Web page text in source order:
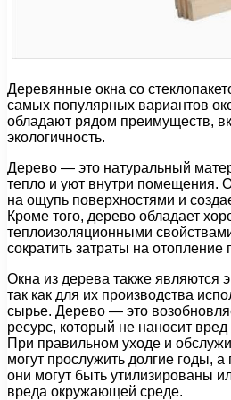
Деревянные окна со
самых популярных вариантов
обладают рядом преимуществ,
экологичность.
Дерево — это натуральный
тепло и уют внутри помещения.
на ощупь поверхностями и
Кроме того, дерево обладает
теплоизоляционными
сократить затраты на
Окна из дерева также являются
так как для их производства
сырье. Дерево — это
ресурс, который не наносит
При правильном уходе и
могут прослужить долгие годы, а
они могут быть утилизированы
вреда окружающей среде.